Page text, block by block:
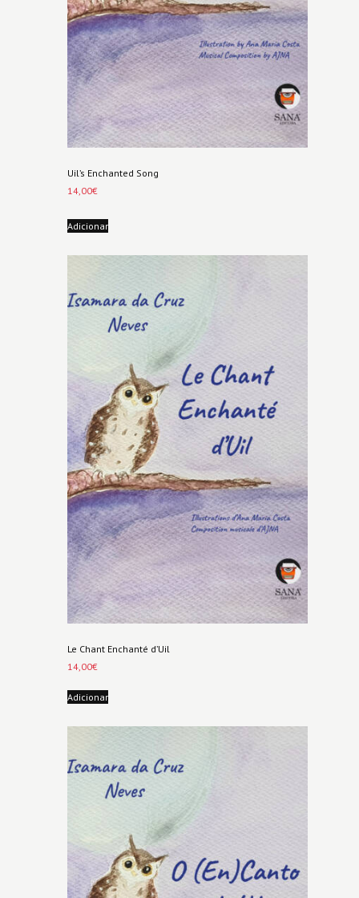
Uil’s Enchanted Song
14,00€
Adicionar
Le Chant Enchanté d’Uil
14,00€
Adicionar